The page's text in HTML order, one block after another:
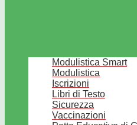
Modulistica Smart
Modulistica
Iscrizioni
Libri di Testo
Sicurezza
Vaccinazioni